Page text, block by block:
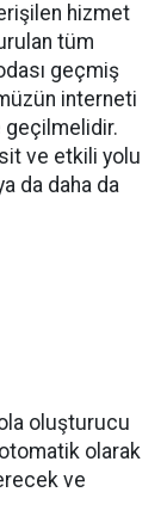
hizmet
tüm
geçmiş
interneti
geçilmelidir.
ve etkili yolu
da daha da
oluşturucu
olarak
ve